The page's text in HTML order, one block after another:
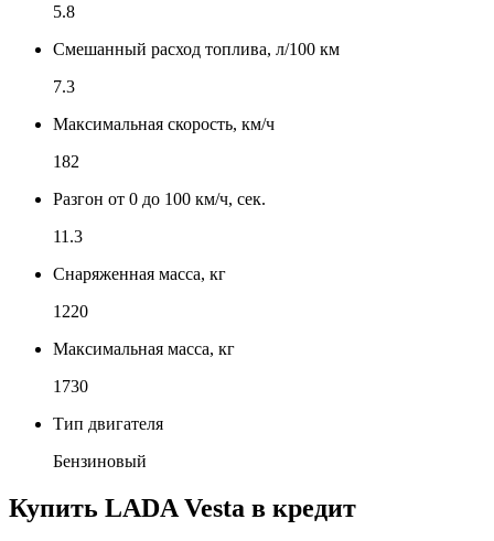
5.8
Смешанный расход топлива, л/100 км
7.3
Максимальная скорость, км/ч
182
Разгон от 0 до 100 км/ч, сек.
11.3
Снаряженная масса, кг
1220
Максимальная масса, кг
1730
Тип двигателя
Бензиновый
Купить LADA Vesta в кредит